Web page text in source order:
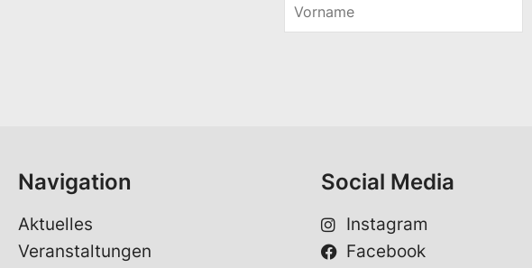
r
Navigation
Aktuelles
Veranstaltungen
Social Media
Instagram
Facebook